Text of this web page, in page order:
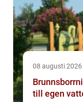
08 augusti 2026
Brunnsborrning
till egen